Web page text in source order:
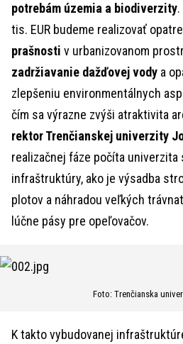
potrebám územia a biodiverzity
tis. EUR budeme realizovať
prašnosti v urbanizovanom
zadržiavanie dažďovej vody a
zlepšeniu environmentálnych
čím sa výrazne zvýši atraktivita
rektor Trenčianskej univerzity
realizačnej fáze počíta
infraštruktúry, ako je výsadba
plotov a náhradou veľkých
lúčne pásy pre opeľovačov.
Foto: Trenčianska
K takto vybudovanej